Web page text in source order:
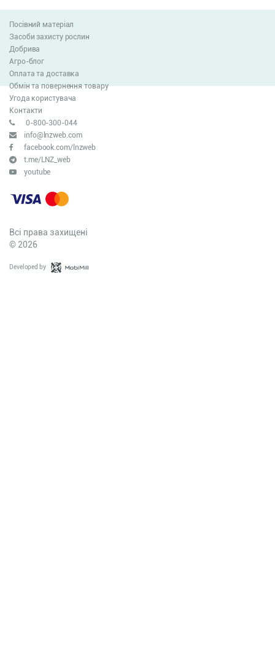
Посівний матеріал
Засоби захисту рослин
Добрива
Агро-блог
Оплата та доставка
Обмін та повернення товару
Угода користувача
Контакти
0-800-300-044
info@lnzweb.com
facebook.com/lnzweb
t.me/LNZ_web
youtube
Всі права захищені
© 2026
Developed by